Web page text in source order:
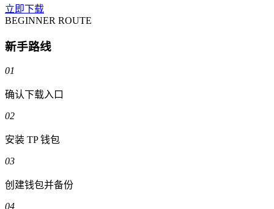
立即下载
BEGINNER ROUTE
新手路线
01
确认下载入口
02
安装 TP 钱包
03
创建钱包并备份
04